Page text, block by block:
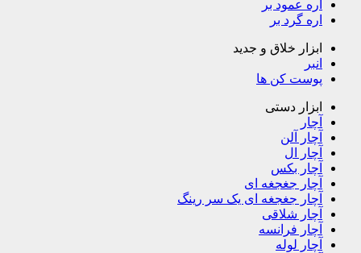
اره عمود بر
اره گرد بر
ابزار خلاق و جدید
انبر
پوست کن ها
ابزار دستی
آچار
آچار آلن
آچار ال
آچار بکس
آچار جغجغه ای
آچار جغجغه ای یک سر رینگ
آچار شلاقی
آچار فرانسه
آچار لوله